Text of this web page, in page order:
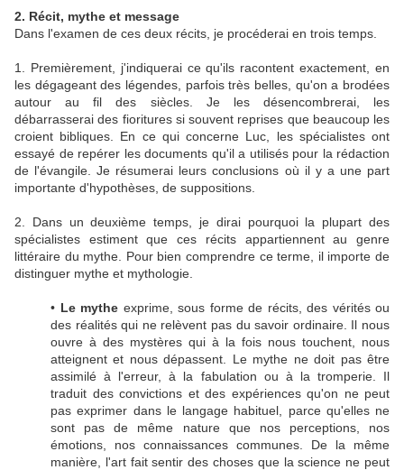
2. Récit, mythe et message
Dans l'examen de ces deux récits, je procéderai en trois temps.
1. Premièrement, j'indiquerai ce qu'ils racontent exactement, en
les dégageant des légendes, parfois très belles, qu'on a brodées
autour au fil des siècles. Je les désencombrerai, les
débarrasserai des fioritures si souvent reprises que beaucoup les
croient bibliques. En ce qui concerne Luc, les spécialistes ont
essayé de repérer les documents qu'il a utilisés pour la rédaction
de l'évangile. Je résumerai leurs conclusions où il y a une part
importante d'hypothèses, de suppositions.
2. Dans un deuxième temps, je dirai pourquoi la plupart des
spécialistes estiment que ces récits appartiennent au genre
littéraire du mythe. Pour bien comprendre ce terme, il importe de
distinguer mythe et mythologie.
• Le mythe exprime, sous forme de récits, des vérités ou
des réalités qui ne relèvent pas du savoir ordinaire. Il nous
ouvre à des mystères qui à la fois nous touchent, nous
atteignent et nous dépassent. Le mythe ne doit pas être
assimilé à l'erreur, à la fabulation ou à la tromperie. Il
traduit des convictions et des expériences qu'on ne peut
pas exprimer dans le langage habituel, parce qu'elles ne
sont pas de même nature que nos perceptions, nos
émotions, nos connaissances communes. De la même
manière, l'art fait sentir des choses que la science ne peut